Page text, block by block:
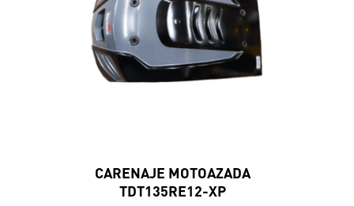
CARENAJE MOTOAZADA
TDT135RE12-XP